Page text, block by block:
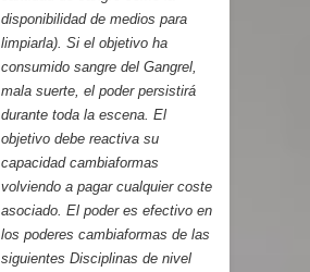
disponibilidad de medios para
limpiarla). Si el objetivo ha
consumido sangre del Gangrel,
mala suerte, el poder persistirá
durante toda la escena. El
objetivo debe reactiva su
capacidad cambiaformas
volviendo a pagar cualquier coste
asociado. El poder es efectivo en
los poderes cambiaformas de las
siguientes Disciplinas de nivel